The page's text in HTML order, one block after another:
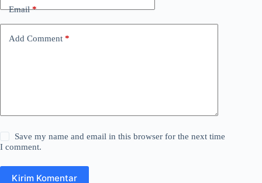
Email*
Add Comment *
Save my name and email in this browser for the next time
I comment.
Kirim Komentar